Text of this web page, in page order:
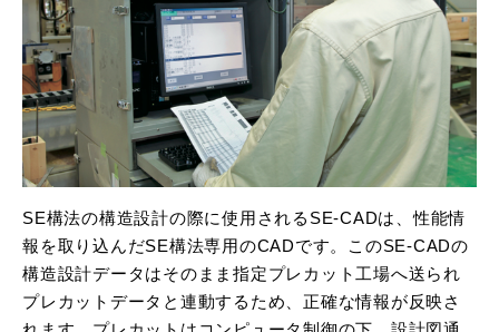
SE構法の構造設計の際に使用されるSE-CADは、性能情
報を取り込んだSE構法専用のCADです。このSE-CADの
構造設計データはそのまま指定プレカット工場へ送られ
プレカットデータと連動するため、正確な情報が反映さ